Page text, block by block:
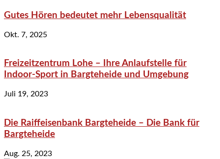
Gutes Hören bedeutet mehr Lebensqualität
Okt. 7, 2025
Freizeitzentrum Lohe – Ihre Anlaufstelle für
Indoor-Sport in Bargteheide und Umgebung
Juli 19, 2023
Die Raiffeisenbank Bargteheide – Die Bank für
Bargteheide
Aug. 25, 2023